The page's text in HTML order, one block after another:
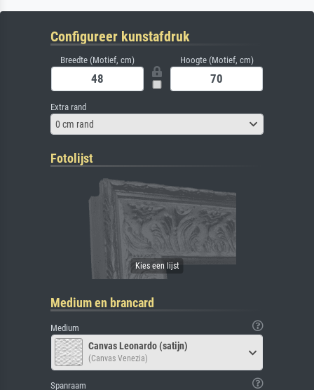
Configureer kunstafdruk
Breedte (Motief, cm) Hoogte (Motief, cm)
Extra rand
0 cm rand
Fotolijst
Medium en brancard
Medium
Canvas Leonardo (satijn)
(Canvas Venezia)
Spanraam